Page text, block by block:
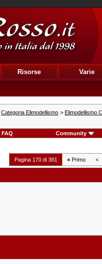
Risorse Varie
Categoria Elimodellismo > Elimodellismo
FAQ Community
Pagina 170 di 381 « Primo <